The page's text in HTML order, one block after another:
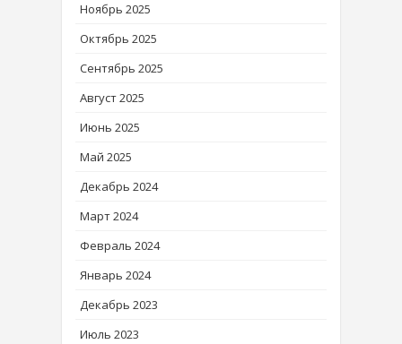
Ноябрь 2025
Октябрь 2025
Сентябрь 2025
Август 2025
Июнь 2025
Май 2025
Декабрь 2024
Март 2024
Февраль 2024
Январь 2024
Декабрь 2023
Июль 2023